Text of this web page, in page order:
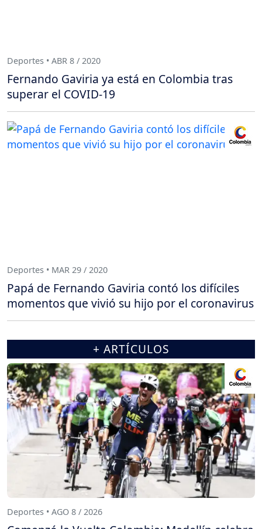
Deportes • ABR 8 / 2020
Fernando Gaviria ya está en Colombia tras
superar el COVID-19
Deportes • MAR 29 / 2020
Papá de Fernando Gaviria contó los difíciles
momentos que vivió su hijo por el coronavirus
+ ARTÍCULOS
Deportes • AGO 8 / 2026